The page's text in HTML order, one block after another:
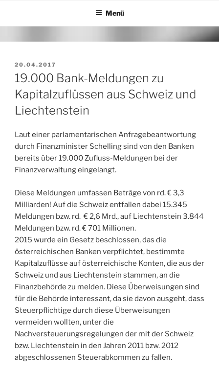
springen
Menü
VERÖFFENTLICHT
AM
20.04.2017
19.000 Bank-Meldungen zu
Kapitalzuflüssen aus Schweiz und
Liechtenstein
Laut einer parlamentarischen Anfragebeantwortung
durch Finanzminister Schelling sind von den Banken
bereits über 19.000 Zufluss-Meldungen bei der
Finanzverwaltung eingelangt.
Diese Meldungen umfassen Beträge von rd. € 3,3
Milliarden! Auf die Schweiz entfallen dabei 15.345
Meldungen bzw. rd. € 2,6 Mrd., auf Liechtenstein 3.844
Meldungen bzw. rd. € 701 Millionen.
2015 wurde ein Gesetz beschlossen, das die
österreichischen Banken verpflichtet, bestimmte
Kapitalzuflüsse auf österreichische Konten, die aus der
Schweiz und aus Liechtenstein stammen, an die
Finanzbehörde zu melden. Diese Überweisungen sind
für die Behörde interessant, da sie davon ausgeht, dass
Steuerpflichtige durch diese Überweisungen
vermeiden wollten, unter die
Nachversteuerungsregelungen der mit der Schweiz
bzw. Liechtenstein in den Jahren 2011 bzw. 2012
abgeschlossenen Steuerabkommen zu fallen.